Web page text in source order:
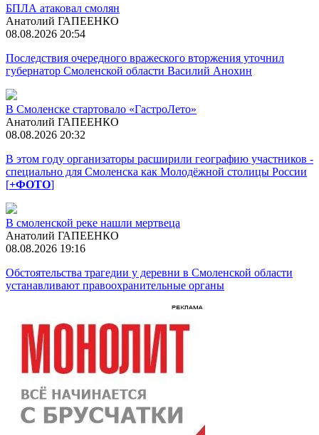
БПЛА атаковал смолян
Анатолий ГАПЕЕНКО
08.08.2026 20:54
Последствия очередного вражеского вторжения уточнил
губернатор Смоленской области Василий Анохин
В Смоленске стартовало «ГастроЛето»
Анатолий ГАПЕЕНКО
08.08.2026 20:32
В этом году организаторы расширили географию участников -
специально для Смоленска как Молодёжной столицы России
[+ФОТО]
В смоленской реке нашли мертвеца
Анатолий ГАПЕЕНКО
08.08.2026 19:16
Обстоятельства трагедии у деревни в Смоленской области
устанавливают правоохранительные органы